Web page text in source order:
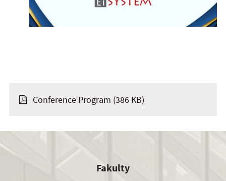
Conference Program (386 KB)
Fakulty